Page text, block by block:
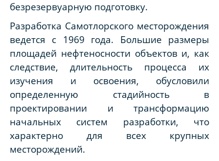
безрезервуарную подготовку.
Разработка Самотлорского месторождения
ведется с 1969 года. Большие размеры
площадей нефтеносности объектов и, как
следствие, длительность процесса их
изучения и освоения, обусловили
определенную стадийность в
проектировании и трансформацию
начальных систем разработки, что
характерно для всех крупных
месторождений.